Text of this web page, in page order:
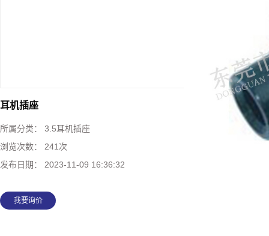
耳机插座
所属分类：
3.5耳机插座
浏览次数：
241次
发布日期：
2023-11-09 16:36:32
我要询价